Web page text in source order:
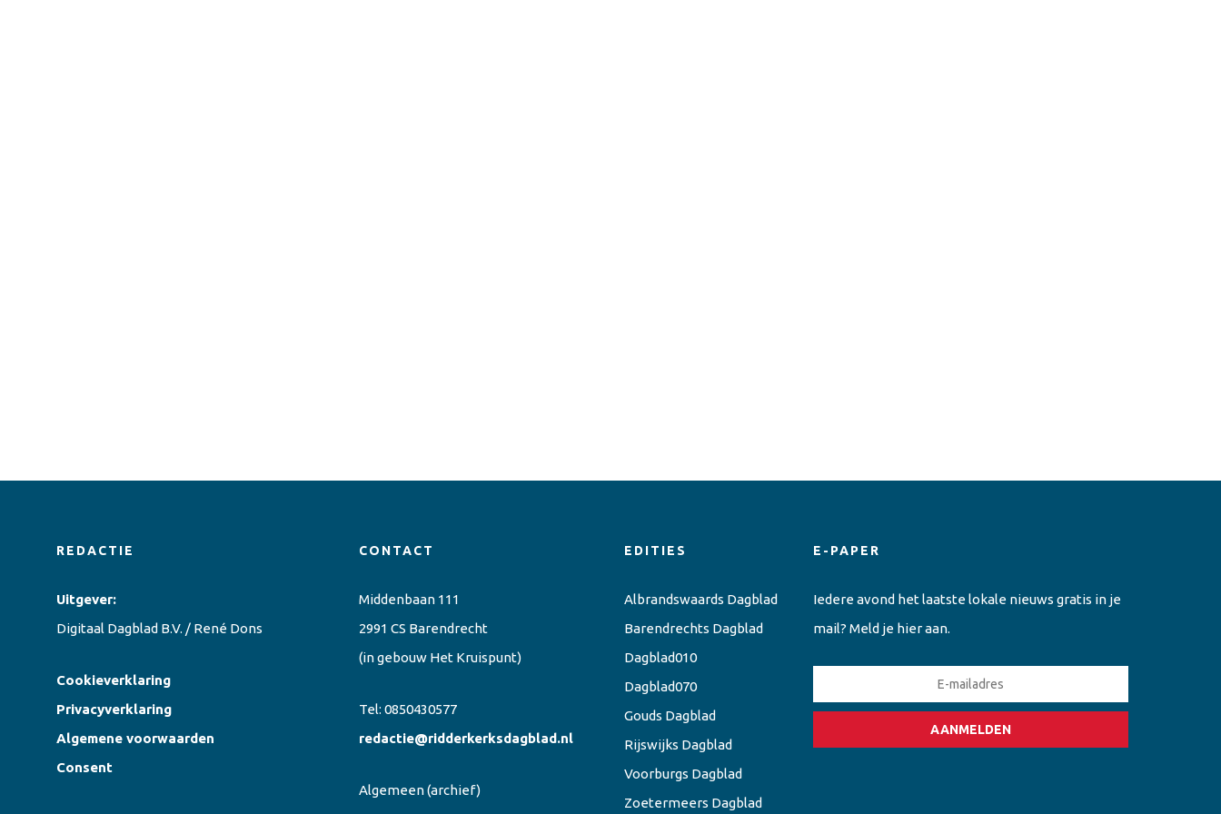
REDACTIE
Uitgever:
Digitaal Dagblad B.V. / René Dons
Cookieverklaring
Privacyverklaring
Algemene voorwaarden
Consent
CONTACT
Middenbaan 111
2991 CS Barendrecht
(in gebouw Het Kruispunt)
Tel: 0850430577
redactie@ridderkerksdagblad.nl
Algemeen(archief)
EDITIES
Albrandswaards Dagblad
Barendrechts Dagblad
Dagblad010
Dagblad070
Gouds Dagblad
Rijswijks Dagblad
Voorburgs Dagblad
Zoetermeers Dagblad
E-PAPER
Iedere avond het laatste lokale nieuws gratis in je
mail? Meld je hier aan.